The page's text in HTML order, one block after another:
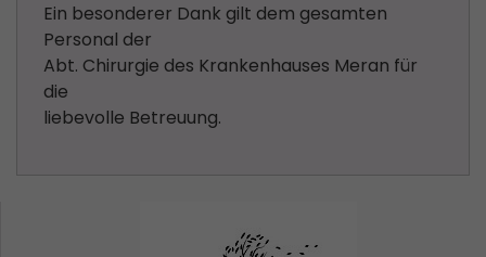
Ein besonderer Dank gilt dem gesamten
Personal der
Abt. Chirurgie des Krankenhauses Meran für
die
liebevolle Betreuung.